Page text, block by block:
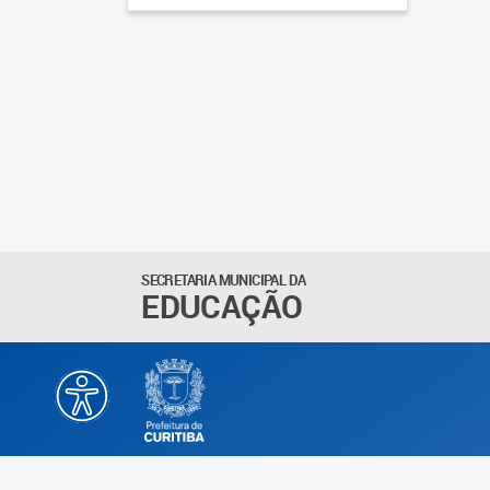
SECRETARIA MUNICIPAL DA
EDUCAÇÃO